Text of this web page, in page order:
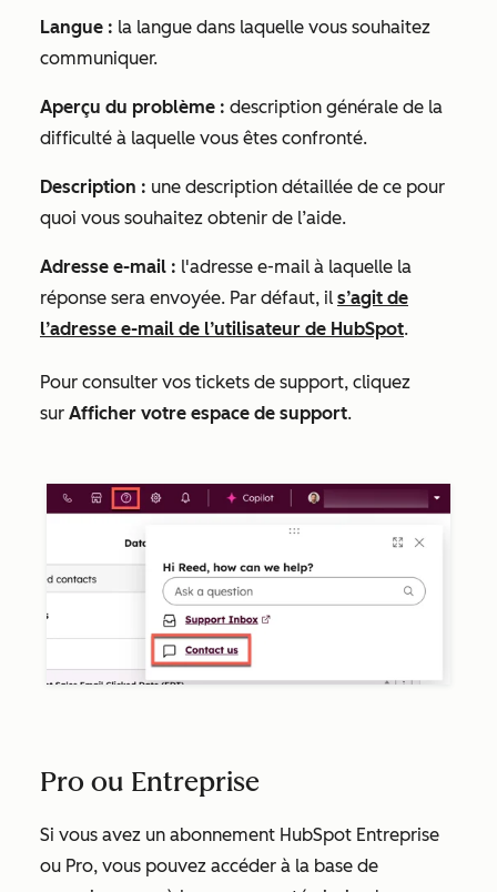
Langue : la langue dans laquelle vous souhaitez
communiquer.
Aperçu du problème : description générale de la
difficulté à laquelle vous êtes confronté.
Description : une description détaillée de ce pour
quoi vous souhaitez obtenir de l’aide.
Adresse e-mail : l'adresse e-mail à laquelle la
réponse sera envoyée. Par défaut, il s’agit de
l’adresse e-mail de l’utilisateur de HubSpot.
Pour consulter vos tickets de support, cliquez
sur Afficher votre espace de support.
Pro ou Entreprise
Si vous avez un abonnement HubSpot Entreprise
ou Pro, vous pouvez accéder à la base de